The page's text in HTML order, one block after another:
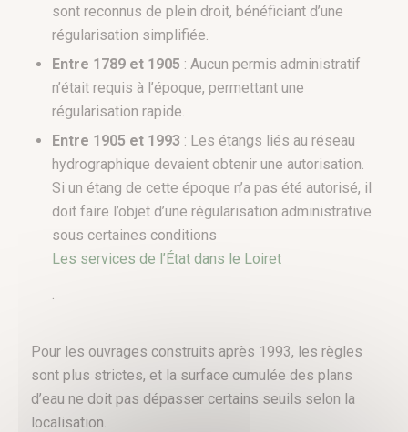
sont reconnus de plein droit, bénéficiant d’une
régularisation simplifiée.
Entre 1789 et 1905 : Aucun permis administratif
n’était requis à l’époque, permettant une
régularisation rapide.
Entre 1905 et 1993 : Les étangs liés au réseau
hydrographique devaient obtenir une autorisation.
Si un étang de cette époque n’a pas été autorisé, il
doit faire l’objet d’une régularisation administrative
sous certaines conditions​
Les services de l’État dans le Loiret
.
Pour les ouvrages construits après 1993, les règles
sont plus strictes, et la surface cumulée des plans
d’eau ne doit pas dépasser certains seuils selon la
localisation.